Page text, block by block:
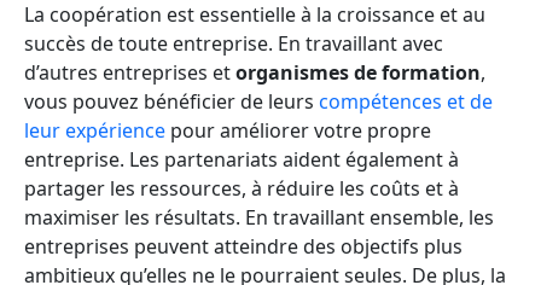
La coopération est essentielle à la croissance et au
succès de toute entreprise. En travaillant avec
d’autres entreprises etorganismes de formation,
vous pouvez bénéficier de leurs compétences et de
leur expérience pour améliorer votre propre
entreprise. Les partenariats aident également à
partager les ressources, à réduire les coûts et à
maximiser les résultats. En travaillant ensemble, les
entreprises peuvent atteindre des objectifs plus
ambitieux qu’elles ne le pourraient seules. De plus, la